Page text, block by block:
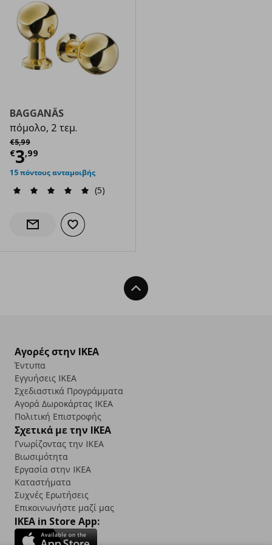
BAGGANÄS
πόμολο, 2 τεμ.
€5,99
Αρχική τιμή
€3,99
Τρέχουσα τιμή
15 πόντους ανταμοιβής
(5)
Ενημέρωση διαθεσιμότητας
Προσθήκη στα αγαπημένα
Back To Top
Αγορές στην IKEA
Έντυπα
Εγγυήσεις IKEA
Σχεδιαστικά Προγράμματα
Αγορά Δωρoκάρτας IKEA
Πολιτική Επιστροφής
Σχετικά με την IKEA
Γνωρίζοντας την IKEA
Βιωσιμότητα
Εργασία στην IKEA
Καταστήματα
Συχνές Ερωτήσεις
Επικοινωνήστε μαζί μας
IKEA in Store App: